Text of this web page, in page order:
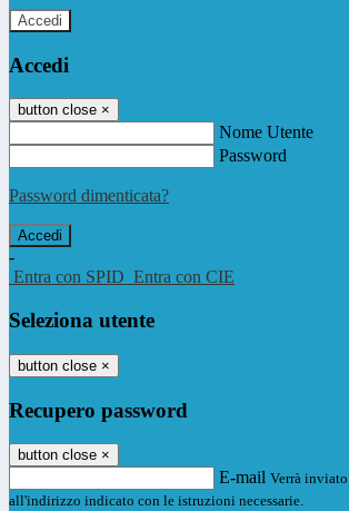
Accedi
Accedi
button close ×
Nome Utente
Password
Password dimenticata?
-
Entra con SPID Entra con CIE
Seleziona utente
button close ×
Recupero password
button close ×
E-mail Verrà
all'indirizzo indicato con le istruzioni necessarie.